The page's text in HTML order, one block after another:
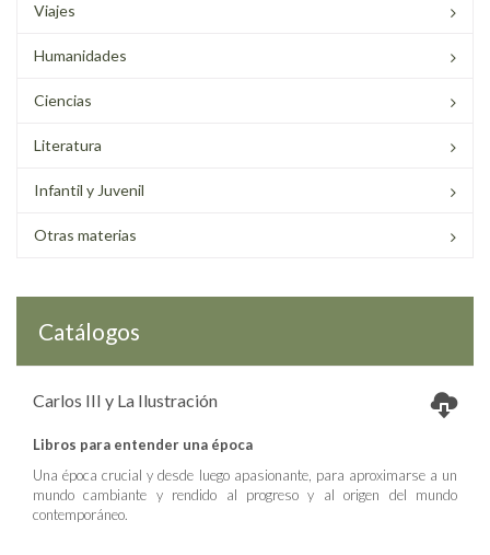
Viajes
Humanidades
Ciencias
Literatura
Infantil y Juvenil
Otras materias
Catálogos
Carlos III y La Ilustración
Libros para entender una época
Una época crucial y desde luego apasionante, para aproximarse a un
mundo cambiante y rendido al progreso y al origen del mundo
contemporáneo.